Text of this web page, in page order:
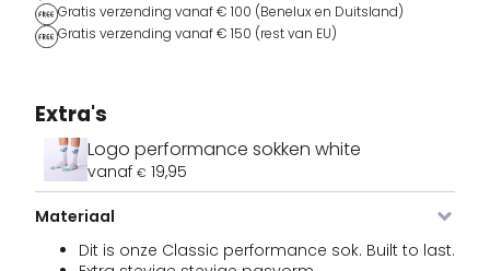
Gratis verzending vanaf € 100 (Benelux en Duitsland)
Gratis verzending vanaf € 150 (rest van EU)
Extra's
Logo performance sokken white
vanaf € 19,95
Materiaal
Dit is onze Classic performance sok. Built to last.